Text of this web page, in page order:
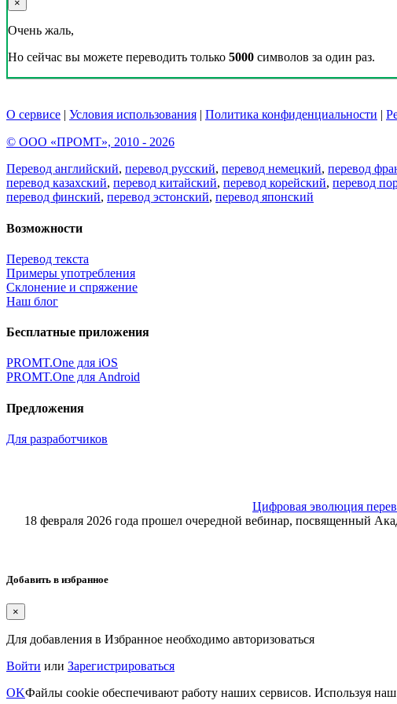
×
Очень жаль,
Но сейчас вы можете переводить только 5000 символов за один раз.
О сервисе | Условия использования | Политика конфиденциальности |
© ООО «ПРОМТ», 2010 - 2026
Перевод английский, перевод русский, перевод немецкий, перевод
перевод казахский, перевод китайский, перевод корейский, перевод
перевод финский, перевод эстонский, перевод японский
Возможности
Перевод текста
Примеры употребления
Склонение и спряжение
Наш блог
Бесплатные приложения
PROMT.One для iOS
PROMT.One для Android
Предложения
Для разработчиков
Цифровая эволюция
18 февраля 2026 года прошел очередной вебинар, посвященный
Добавить в избранное
×
Для добавления в Избранное необходимо авторизоваться
Войти или Зарегистрироваться
OKФайлы cookie обеспечивают работу наших сервисов. Используя